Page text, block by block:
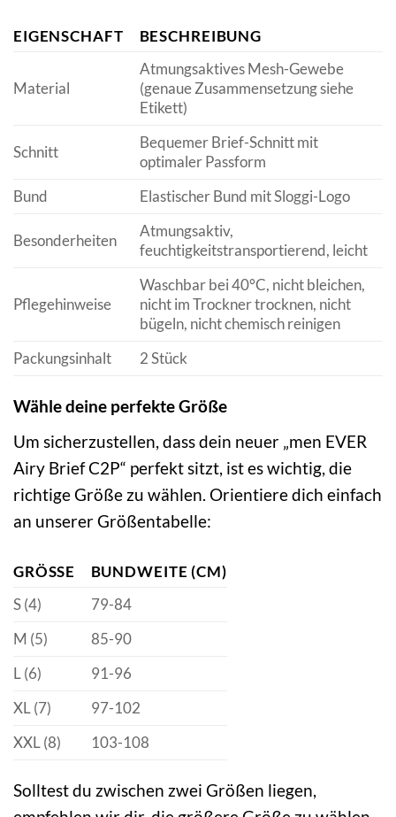
EIGENSCHAFT BESCHREIBUNG
Material
Atmungsaktives Mesh-Gewebe
(genaue Zusammensetzung siehe
Etikett)
Schnitt
Bequemer Brief-Schnitt mit
optimaler Passform
Bund
Elastischer Bund mit Sloggi-Logo
Besonderheiten
Atmungsaktiv,
feuchtigkeitstransportierend, leicht
Pflegehinweise
Waschbar bei 40°C, nicht bleichen,
nicht im Trockner trocknen, nicht
bügeln, nicht chemisch reinigen
Packungsinhalt
2 Stück
Wähle deine perfekte Größe
Um sicherzustellen, dass dein neuer „men EVER
Airy Brief C2P“ perfekt sitzt, ist es wichtig, die
richtige Größe zu wählen. Orientiere dich einfach
an unserer Größentabelle:
GRÖSSE
BUNDWEITE (CM)
S (4)
79-84
M (5)
85-90
L (6)
91-96
XL (7)
97-102
XXL (8)
103-108
Solltest du zwischen zwei Größen liegen,